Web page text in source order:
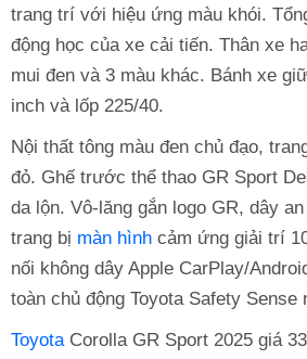
trang trí với hiệu ứng màu khói.
động học của xe cải tiến. Thân xe
mui đen và 3 màu khác. Bánh xe
inch và lốp 225/40.
Nội thất tông màu đen chủ đạo,
đỏ. Ghế trước thể thao GR Sport
da lộn. Vô-lăng gắn logo GR, dây
trang bị màn hình cảm ứng giải trí
nối không dây Apple CarPlay/
toàn chủ động Toyota Safety Sense
ToyotaCorolla GR Sport 2025 giá